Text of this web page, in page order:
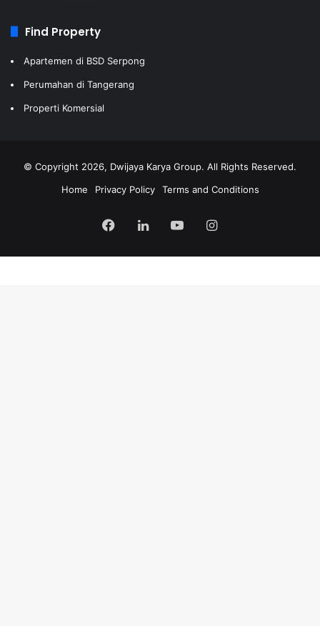
Find Property
Apartemen di BSD Serpong
Perumahan di Tangerang
Properti Komersial
© Copyright 2026, Dwijaya Karya Group. All Rights Reserved.
Home
Privacy Policy Terms and Conditions